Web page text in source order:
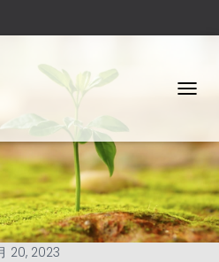
G
L
E
N
A
V
20, 2023